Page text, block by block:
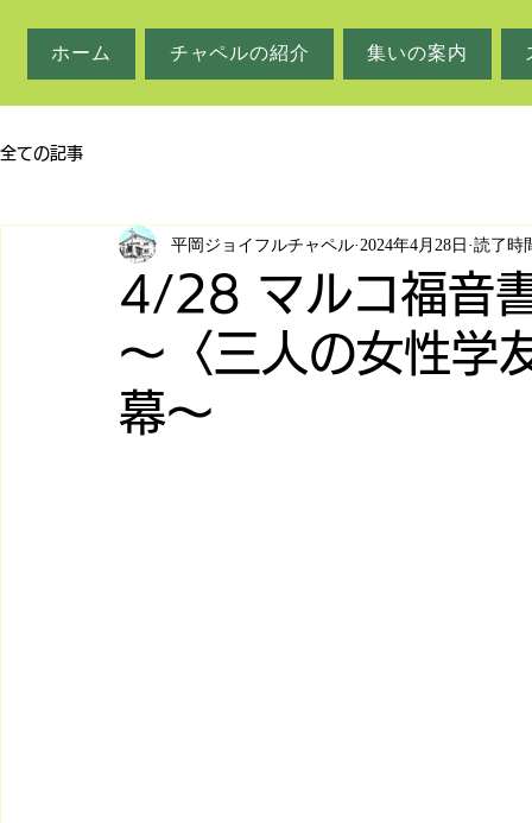
ホーム チャペルの紹介 集いの案内
全ての記事
4/28 マルコ福音
～〈三人の女性学
幕〜
平岡ジョイフルチャペル 2024年4月28日 読了時